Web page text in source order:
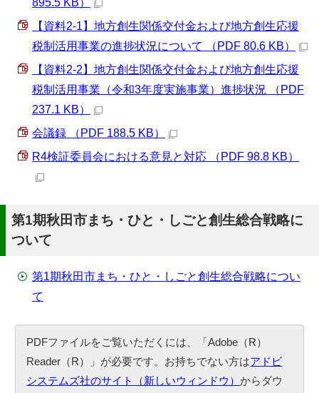
895.5 KB）
【資料2-1】地方創生関係交付金および地方創生応援
税制活用事業の進捗状況について （PDF 80.6 KB）
【資料2-2】地方創生関係交付金および地方創生応援
税制活用事業（令和3年度実施事業）進捗状況 （PDF
237.1 KB）
会議録 （PDF 188.5 KB）
R4検証委員会における意見と対応 （PDF 98.8 KB）
第1期秋田市まち・ひと・しごと創生総合戦略に
ついて
第1期秋田市まち・ひと・しごと創生総合戦略につい
て
PDFファイルをご覧いただくには、「Adobe（R）
Reader（R）」が必要です。お持ちでない方はアドビ
システムズ社のサイト（新しいウィンドウ）からダウ